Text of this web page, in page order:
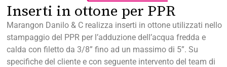
Inserti in ottone per PPR
Marangon Danilo & C realizza inserti in ottone utilizzati nello
stampaggio del PPR per l’adduzione dell’acqua fredda e
calda con filetto da 3/8” fino ad un massimo di 5”. Su
specifiche del cliente e con seguente intervento del team di